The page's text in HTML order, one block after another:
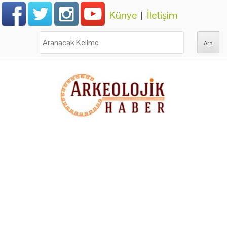
Künye | İletişim